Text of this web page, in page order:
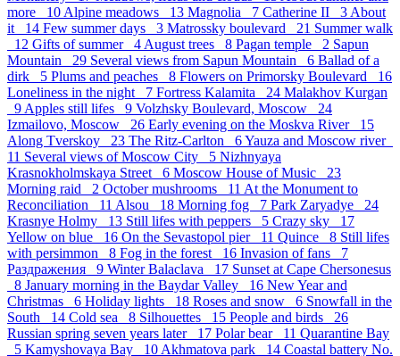
more 10 Alpine meadows 13 Magnolia 7 Catherine II 3 About
it 14 Few summer days 3 Matrossky boulevard 21 Summer walk
12 Gifts of summer 4 August trees 8 Pagan temple 2 Sapun
Mountain 29 Several views from Sapun Mountain 6 Ballad of a
dirk 5 Plums and peaches 8 Flowers on Primorsky Boulevard 16
Loneliness in the night 7 Fortress Kalamita 24 Malakhov Kurgan
9 Apples still lifes 9 Volzhsky Boulevard, Moscow 24
Izmailovo, Moscow 26 Early evening on the Moskva River 15
Along Tverskoy 23 The Ritz-Carlton 6Yauza and Moscow river
11 Several views of Moscow City 5 Nizhnyaya
Krasnokholmskaya Street 6 Moscow House of Music 23
Morning raid 2 October mushrooms 11 At the Monument to
Reconciliation 11 Alsou 18 Morning fog 7 Park Zaryadye 24
Krasnye Holmy 13 Still lifes with peppers 5 Crazy sky 17
Yellow on blue 16 On the Sevastopol pier 11 Quince 8 Still lifes
with persimmon 8 Fog in the forest 16 Invasion of fans 7
Раздражения 9 Winter Balaclava 17 Sunset at Cape Chersonesus
8 January morning in the Baydar Valley 16 New Year and
Christmas 6 Holiday lights 18 Roses and snow 6 Snowfall in the
South 14 Cold sea 8 Silhouettes 15 People and birds 26
Russian spring seven years later 17 Polar bear 11 Quarantine Bay
5 Kamyshovaya Bay 10 Akhmatova park 14 Coastal battery No.